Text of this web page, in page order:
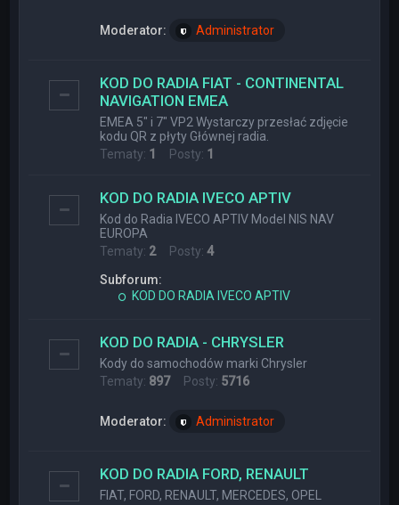
Moderator: Administrator
KOD DO RADIA FIAT - CONTINENTAL
NAVIGATION EMEA
EMEA 5" i 7" VP2 Wystarczy przesłać zdjęcie
kodu QR z płyty Głównej radia.
Tematy: 1 Posty: 1
KOD DO RADIA IVECO APTIV
Kod do Radia IVECO APTIV Model NIS NAV
EUROPA
Tematy: 2Posty:4
Subforum:
KOD DO RADIA IVECO APTIV
KOD DO RADIA - CHRYSLER
Kody do samochodów marki Chrysler
Tematy: 897Posty: 5716
Moderator: Administrator
KOD DO RADIA FORD, RENAULT
FIAT, FORD, RENAULT, MERCEDES, OPEL